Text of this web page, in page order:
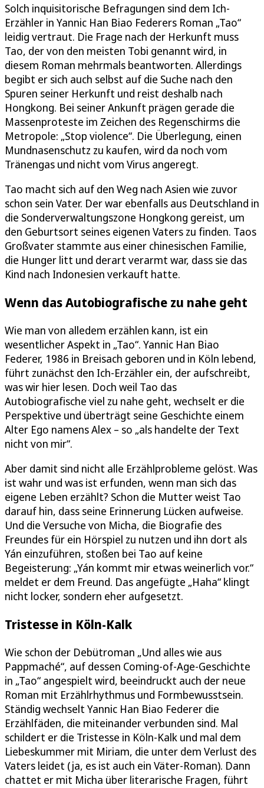
Solch inquisitorische Befragungen sind dem Ich-
Erzähler in Yannic Han Biao Federers Roman „Tao“
leidig vertraut. Die Frage nach der Herkunft muss
Tao, der von den meisten Tobi genannt wird, in
diesem Roman mehrmals beantworten. Allerdings
begibt er sich auch selbst auf die Suche nach den
Spuren seiner Herkunft und reist deshalb nach
Hongkong. Bei seiner Ankunft prägen gerade die
Massenproteste im Zeichen des Regenschirms die
Metropole: „Stop violence“. Die Überlegung, einen
Mundnasenschutz zu kaufen, wird da noch vom
Tränengas und nicht vom Virus angeregt.
Tao macht sich auf den Weg nach Asien wie zuvor
schon sein Vater. Der war ebenfalls aus Deutschland in
die Sonderverwaltungszone Hongkong gereist, um
den Geburtsort seines eigenen Vaters zu finden. Taos
Großvater stammte aus einer chinesischen Familie,
die Hunger litt und derart verarmt war, dass sie das
Kind nach Indonesien verkauft hatte.
Wenn das Autobiografische zu nahe geht
Wie man von alledem erzählen kann, ist ein
wesentlicher Aspekt in „Tao“. Yannic Han Biao
Federer, 1986 in Breisach geboren und in Köln lebend,
führt zunächst den Ich-Erzähler ein, der aufschreibt,
was wir hier lesen. Doch weil Tao das
Autobiografische viel zu nahe geht, wechselt er die
Perspektive und überträgt seine Geschichte einem
Alter Ego namens Alex – so „als handelte der Text
nicht von mir“.
Aber damit sind nicht alle Erzählprobleme gelöst. Was
ist wahr und was ist erfunden, wenn man sich das
eigene Leben erzählt? Schon die Mutter weist Tao
darauf hin, dass seine Erinnerung Lücken aufweise.
Und die Versuche von Micha, die Biografie des
Freundes für ein Hörspiel zu nutzen und ihn dort als
Yán einzuführen, stoßen bei Tao auf keine
Begeisterung: „Yán kommt mir etwas weinerlich vor.“
meldet er dem Freund. Das angefügte „Haha“ klingt
nicht locker, sondern eher aufgesetzt.
Tristesse in Köln-Kalk
Wie schon der Debütroman „Und alles wie aus
Pappmaché“, auf dessen Coming-of-Age-Geschichte
in „Tao“ angespielt wird, beeindruckt auch der neue
Roman mit Erzählrhythmus und Formbewusstsein.
Ständig wechselt Yannic Han Biao Federer die
Erzählfäden, die miteinander verbunden sind. Mal
schildert er die Tristesse in Köln-Kalk und mal dem
Liebeskummer mit Miriam, die unter dem Verlust des
Vaters leidet (ja, es ist auch ein Väter-Roman). Dann
chattet er mit Micha über literarische Fragen, führt